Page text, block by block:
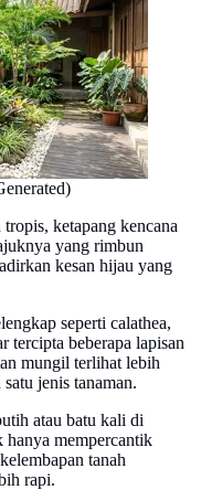
ketapang kencana
yang rimbun
kesan hijau yang
seperti calathea,
tercipta beberapa lapisan
mungil terlihat lebih
jenis tanaman.
atau batu kali di
hanya mempercantik
tanah
rapi.